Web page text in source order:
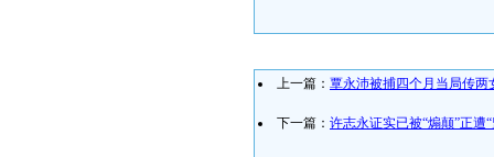
上一篇： 覃永沛被捕四个月当局传两
下一篇： 许志永证实已被“煽颠”正遭“